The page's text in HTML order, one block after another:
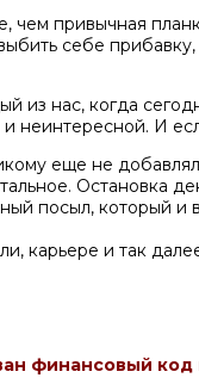
чем привычная
себе
из нас, когда
неинтересной. И
еще не
посыл, который
карьере и так
финансовый